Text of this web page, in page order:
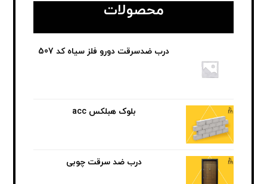
محصولات
درب ضدسرقت دورو فلز سیاه کد 507
بلوک هبلکس acc
درب ضد سرقت چوبی